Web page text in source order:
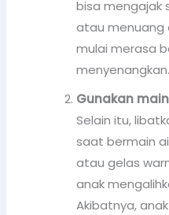
bisa mengajak
atau menuang
mulai merasa
menyenangkan.
Gunakan
Selain itu,
saat bermain
atau gelas
anak
Akibatnya,